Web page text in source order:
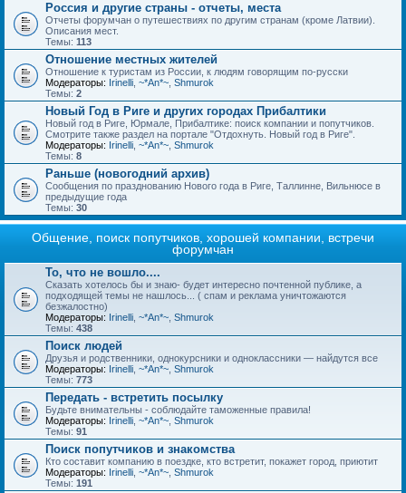
Россия и другие страны - отчеты, места
Отчеты форумчан о путешествиях по другим странам (кроме Латвии).
Описания мест.
Темы: 113
Отношение местных жителей
Отношение к туристам из России, к людям говорящим по-русски
Модераторы: Irinelli ~*An*~ Shmurok
Темы: 2
Новый Год в Риге и других городах Прибалтики
Новый год в Риге, Юрмале, Прибалтике: поиск компании и попутчиков.
Смотрите также раздел на портале "Отдохнуть. Новый год в Риге".
Модераторы: Irinelli ~*An*~ Shmurok
Темы: 8
Раньше (новогодний архив)
Сообщения по празднованию Нового года в Риге, Таллинне, Вильнюсе в
предыдущие года
Темы: 30
Общение, поиск попутчиков, хорошей компании, встречи
форумчан
То, что не вошло....
Сказать хотелось бы и знаю- будет интересно почтенной публике, а
подходящей темы не нашлось... ( спам и реклама уничтожаются
безжалостно)
Модераторы: Irinelli ~*An*~ Shmurok
Темы: 438
Поиск людей
Друзья и родственники, однокурсники и одноклассники — найдутся все
Модераторы: Irinelli ~*An*~ Shmurok
Темы: 773
Передать - встретить посылку
Будьте внимательны - соблюдайте таможенные правила!
Модераторы: Irinelli ~*An*~ Shmurok
Темы: 91
Поиск попутчиков и знакомства
Кто составит компанию в поездке, кто встретит, покажет город, приютит
Модераторы: Irinelli ~*An*~ Shmurok
Темы: 191